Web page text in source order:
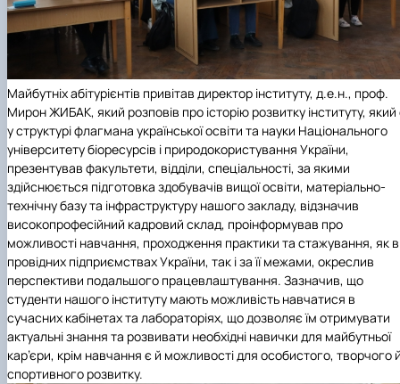
Майбутніх абітурієнтів привітав директор інституту, д.е.н., проф.
Мирон ЖИБАК, який розповів про історію розвитку інституту, який
у структурі флагмана української освіти та науки Національного
університету біоресурсів і природокористування України,
презентував факультети, відділи, спеціальності, за якими
здійснюється підготовка здобувачів вищої освіти, матеріально-
технічну базу та інфраструктуру нашого закладу, відзначив
високопрофесійний кадровий склад, проінформував про
можливості навчання, проходження практики та стажування, як в
провідних підприємствах України, так і за її межами, окреслив
перспективи подальшого працевлаштування. Зазначив, що
студенти нашого інституту мають можливість навчатися в
сучасних кабінетах та лабораторіях, що дозволяє їм отримувати
актуальні знання та розвивати необхідні навички для майбутньої
кар’єри, крім навчання є й можливості для особистого, творчого
спортивного розвитку.